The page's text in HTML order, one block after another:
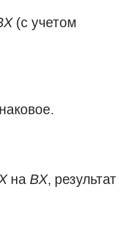
(с учетом
на BX, результат